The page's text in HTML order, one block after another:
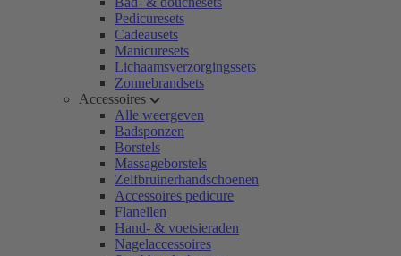
Pedicuresets
Cadeausets
Manicuresets
Lichaamsverzorgingssets
Zonnebrandsets
Accessoires
Alle weergeven
Badsponzen
Borstels
Massageborstels
Zelfbruinerhandschoenen
Accessoires pedicure
Flanellen
Hand- & voetsieraden
Nagelaccessoires